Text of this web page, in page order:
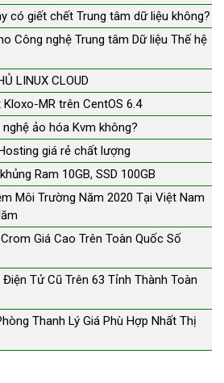
có giết chết Trung tâm dữ liệu không?
Công nghệ Trung tâm Dữ liệu Thế hệ
LINUX CLOUD
MR trên CentOS 6.4
ảo hóa Kvm không?
giá rẻ chất lượng
Ram 10GB, SSD 100GB
Môi Trường Năm 2020 Tại Việt Nam
Giá Cao Trên Toàn Quốc Số
Tử Cũ Trên 63 Tỉnh Thành Toàn
Thanh Lý Giá Phù Hợp Nhất Thị